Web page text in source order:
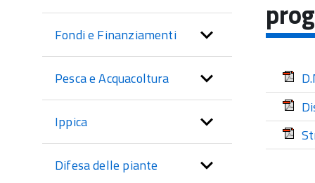
sezione
Fondi e Finanziamenti
Pesca e Acquacoltura
Ippica
Difesa delle piante